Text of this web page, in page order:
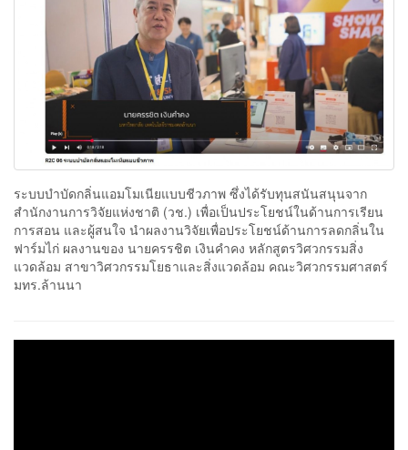
ระบบบำบัดกลิ่นแอมโมเนียแบบชีวภาพ ซึ่งได้รับทุนสนันสนุนจาก
สำนักงานการวิจัยแห่งชาติ (วช.) เพื่อเป็นประโยชน์ในด้านการเรียน
การสอน และผู้สนใจ นำผลงานวิจัยเพื่อประโยชน์ด้านการลดกลิ่นใน
ฟาร์มไก่ ผลงานของ นายครรชิต เงินคำคง หลักสูตรวิศวกรรมสิ่ง
แวดล้อม สาขาวิศวกรรมโยธาและสิ่งแวดล้อม คณะวิศวกรรมศาสตร์
มทร.ล้านนา